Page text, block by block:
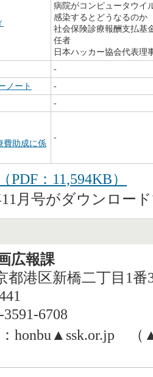
病院がコンピュータウイ
感染するとどうなるのか
社会保険診療報酬支払
任者
日本ハッカー協会代表
-
ノート
-
-
費助成に係
-
PDF：11,594KB）
11月号がダウンロー
広報課
都港区新橋二丁目1番
6708
honbu▲ssk.or.jp （